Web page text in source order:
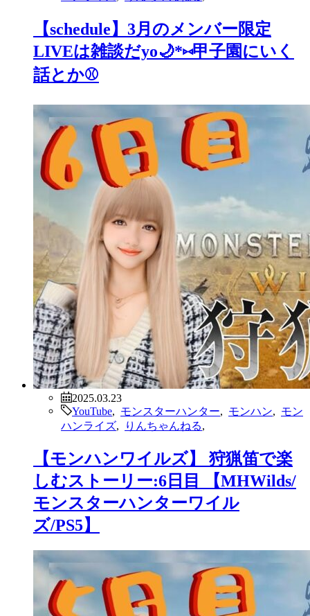
【schedule】3月のメンバー限定
LIVEは雑談だyo🌙*⑅甲子園にいく
話とか⚾️
2025.03.23
YouTube
モンスターハンター モンハン
モン
ハンライズ
りんちゃんねる
【モンハンワイルズ】 狩猟笛で楽
しむストーリー:6日目 【MHWilds/
モンスターハンターワイル
ズ/PS5】